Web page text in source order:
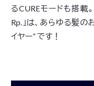
るCUREモードも搭載
Rp.」は、あらゆる髪
イヤー” です！